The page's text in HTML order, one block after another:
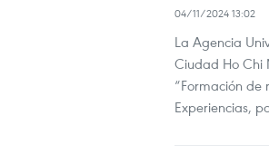
04/11/2024 13:02
La Agencia
Ciudad Ho Chi
“Formación de
Experiencias,